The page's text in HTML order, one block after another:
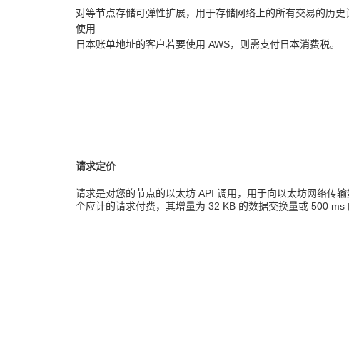
对等节点存储可弹性扩展，用于存储网络上的所有交易的历
使用
日本账单地址的客户若要使用 AWS，则需支付日本消费税。
请求定价
请求是对您的节点的以太坊 API 调用，用于向以太坊网络传
个应计的请求付费，其增量为 32 KB 的数据交换量或 500 ms